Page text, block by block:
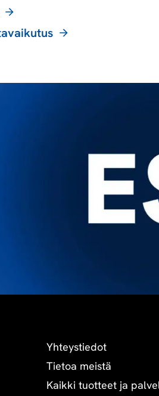
Yhteystiedot
Tietoa meistä
Kaikki tuotteet ja